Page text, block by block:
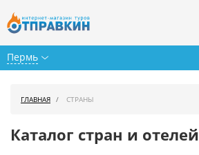
Пермь
ГЛАВНАЯ СТРАНЫ
Каталог стран и отелей